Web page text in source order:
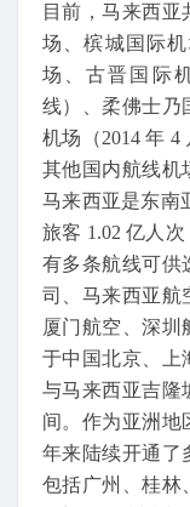
目前，马来西亚
场、槟城国际
场、古晋国际
线）、柔佛士乃
机场（2014 年
其他国内航线机
马来西亚是东南
旅客 1.02 亿人
有多条航线可供
司、马来西亚航
厦门航空、深圳
于中国北京、上
与马来西亚吉隆
间。作为亚洲地
年来陆续开通了
包括广州、桂林